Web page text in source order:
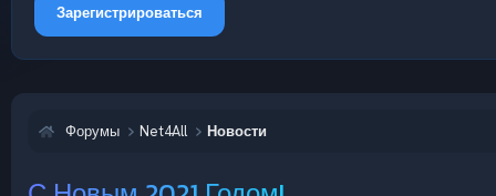
Зарегистрироваться
Форумы Net4All Новости